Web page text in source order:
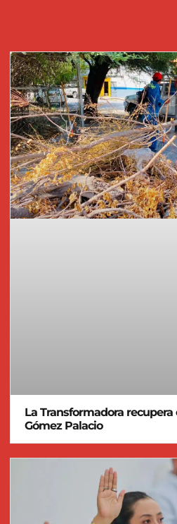
La Transformadora
Gómez Palacio